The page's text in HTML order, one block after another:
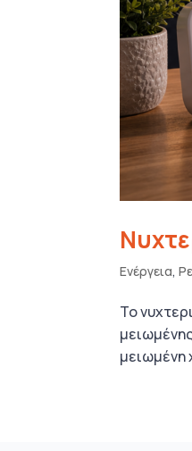
Ενέργεια,
Το
μειωμένη